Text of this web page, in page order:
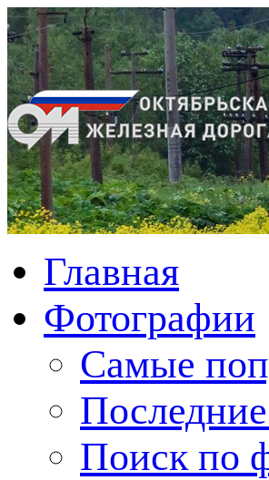
Главная
Фотографии
Cамые
Поиск по